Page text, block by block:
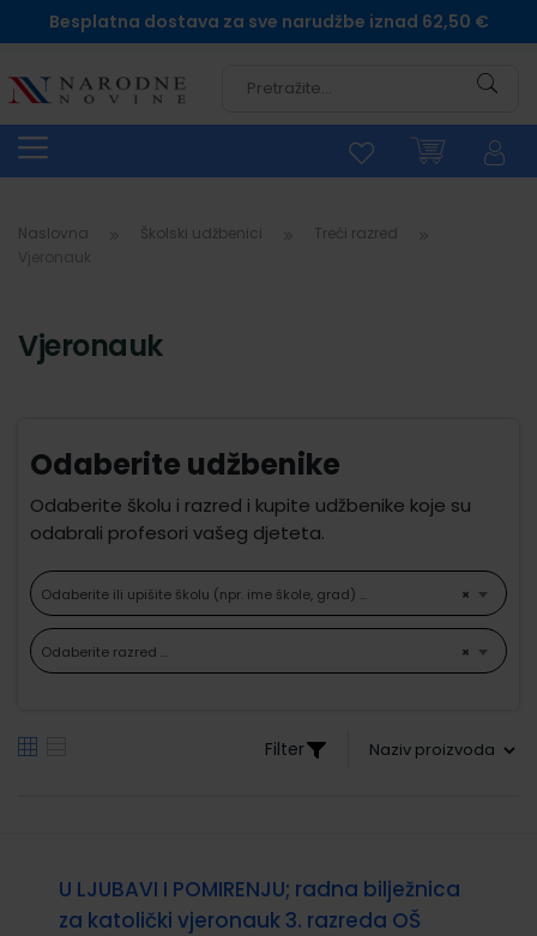
Besplatna dostava za sve narudžbe iznad 62,50 €
Naslovna Školski udžbenici
Treći razred
Vjeronauk
Odaberite udžbenike
Odaberite školu i razred i kupite udžbenike koje su
odabrali profesori vašeg djeteta.
×
Odaberite ili upišite školu (npr. ime škole, grad) ...
×
Odaberite razred ...
Filter
U LJUBAVI I POMIRENJU; radna bilježnica
za katolički vjeronauk 3. razreda OŠ